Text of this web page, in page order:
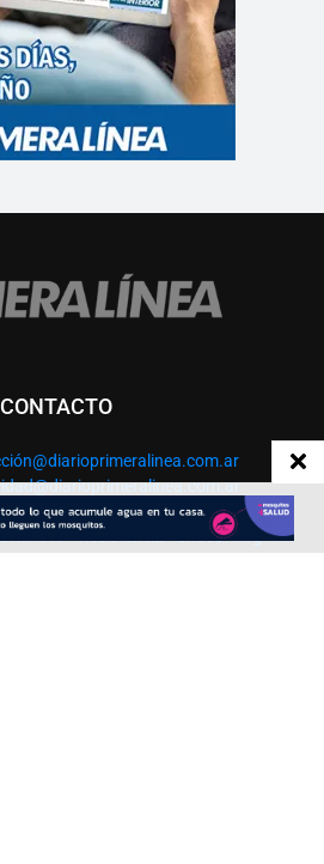
CONTACTO
n@diarioprimeralinea.com.ar
317 - Resistencia - Chaco - Arg